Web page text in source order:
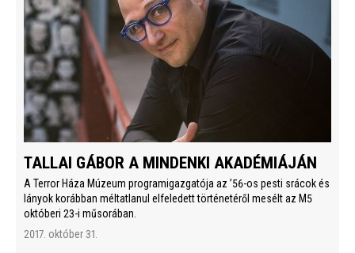
TALLAI GÁBOR A MINDENKI AKADÉMIÁJÁN
A Terror Háza Múzeum programigazgatója az ’56-os pesti srácok és
lányok korábban méltatlanul elfeledett történetéről mesélt az M5
októberi 23-i műsorában.
2017. október 31.